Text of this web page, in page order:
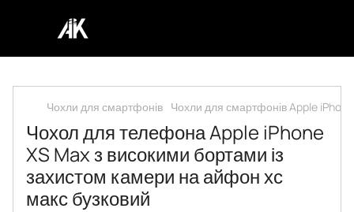
Чохли для смартфонів Чохли для смартфонів Apple iPhone
Чохол для телефона Apple iPhone
XS Max з високими бортами із
захистом камери на айфон хс
макс бузковий